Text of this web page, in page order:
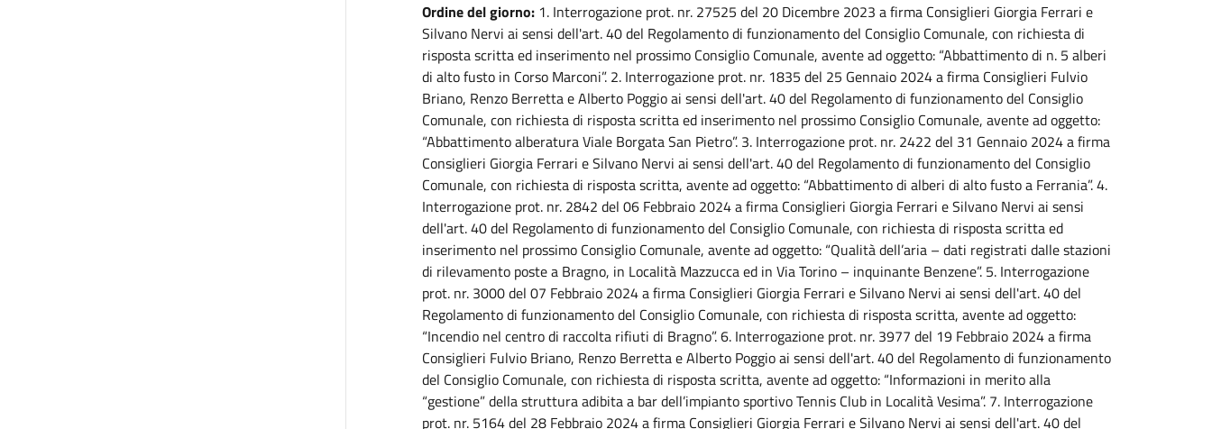
Ordine del giorno:1. Interrogazione prot. nr. 27525 del 20 Dicembre 2023 a firma Consiglieri Giorgia Ferrari e
Silvano Nervi ai sensi dell'art. 40 del Regolamento di funzionamento del Consiglio Comunale, con richiesta di
risposta scritta ed inserimento nel prossimo Consiglio Comunale, avente ad oggetto: “Abbattimento di n. 5 alberi
di alto fusto in Corso Marconi”. 2. Interrogazione prot. nr. 1835 del 25 Gennaio 2024 a firma Consiglieri Fulvio
Briano, Renzo Berretta e Alberto Poggio ai sensi dell'art. 40 del Regolamento di funzionamento del Consiglio
Comunale, con richiesta di risposta scritta ed inserimento nel prossimo Consiglio Comunale, avente ad oggetto:
“Abbattimento alberatura Viale Borgata San Pietro”. 3. Interrogazione prot. nr. 2422 del 31 Gennaio 2024 a firma
Consiglieri Giorgia Ferrari e Silvano Nervi ai sensi dell'art. 40 del Regolamento di funzionamento del Consiglio
Comunale, con richiesta di risposta scritta, avente ad oggetto: “Abbattimento di alberi di alto fusto a Ferrania”. 4.
Interrogazione prot. nr. 2842 del 06 Febbraio 2024 a firma Consiglieri Giorgia Ferrari e Silvano Nervi ai sensi
dell'art. 40 del Regolamento di funzionamento del Consiglio Comunale, con richiesta di risposta scritta ed
inserimento nel prossimo Consiglio Comunale, avente ad oggetto: “Qualità dell’aria – dati registrati dalle stazioni
di rilevamento poste a Bragno, in Località Mazzucca ed in Via Torino – inquinante Benzene”. 5. Interrogazione
prot. nr. 3000 del 07 Febbraio 2024 a firma Consiglieri Giorgia Ferrari e Silvano Nervi ai sensi dell'art. 40 del
Regolamento di funzionamento del Consiglio Comunale, con richiesta di risposta scritta, avente ad oggetto:
“Incendio nel centro di raccolta rifiuti di Bragno”. 6. Interrogazione prot. nr. 3977 del 19 Febbraio 2024 a firma
Consiglieri Fulvio Briano, Renzo Berretta e Alberto Poggio ai sensi dell'art. 40 del Regolamento di funzionamento
del Consiglio Comunale, con richiesta di risposta scritta, avente ad oggetto: “Informazioni in merito alla
“gestione” della struttura adibita a bar dell’impianto sportivo Tennis Club in Località Vesima”. 7. Interrogazione
prot. nr. 5164 del 28 Febbraio 2024 a firma Consiglieri Giorgia Ferrari e Silvano Nervi ai sensi dell'art. 40 del